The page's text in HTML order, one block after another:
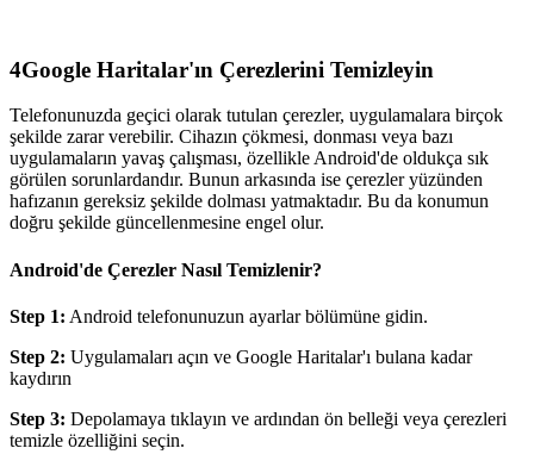
4Google Haritalar'ın Çerezlerini Temizleyin
Telefonunuzda geçici olarak tutulan çerezler, uygulamalara birçok
şekilde zarar verebilir. Cihazın çökmesi, donması veya bazı
uygulamaların yavaş çalışması, özellikle Android'de oldukça sık
görülen sorunlardandır. Bunun arkasında ise çerezler yüzünden
hafızanın gereksiz şekilde dolması yatmaktadır. Bu da konumun
doğru şekilde güncellenmesine engel olur.
Android'de Çerezler Nasıl Temizlenir?
Step 1: Android telefonunuzun ayarlar bölümüne gidin.
Step 2: Uygulamaları açın ve Google Haritalar'ı bulana kadar
kaydırın
Step 3: Depolamaya tıklayın ve ardından ön belleği veya çerezleri
temizle özelliğini seçin.